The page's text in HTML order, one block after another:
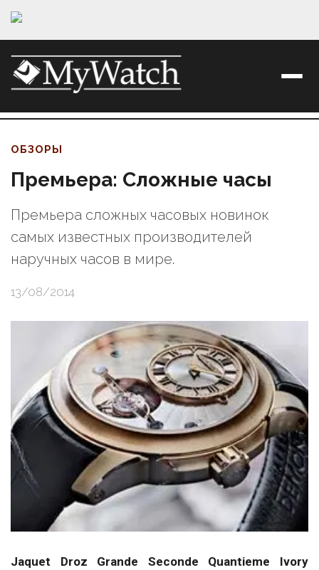
ОБЗОРЫ
Премьера: Сложные часы
Премьера сложных часовых новинок
самых известных производителей
наручных часов в мире.
13/08/2014
Jaquet Droz Grande Seconde Quantieme Ivory